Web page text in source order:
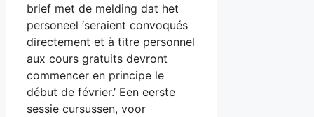
brief met de melding dat het
personeel ‘seraient convoqués
directement et à titre personnel
aux cours gratuits devront
commencer en principe le
début de février.’ Een eerste
sessie cursussen, voor